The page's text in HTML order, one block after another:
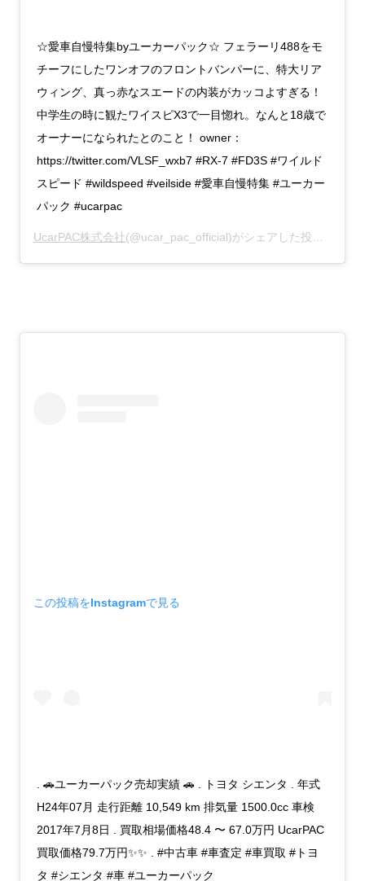
☆愛車自慢特集byユーカーパック☆ フェラーリ488をモ
チーフにしたワンオフのフロントバンパーに、特大リア
ウィング、真っ赤なスエードの内装がカッコよすぎる！
中学生の時に観たワイスピX3で一目惚れ。なんと18歳で
オーナーになられたとのこと！ owner：
https://twitter.com/VLSF_wxb7 #RX-7 #FD3S #ワイルド
スピード #wildspeed #veilside #愛車自慢特集 #ユーカー
パック #ucarpac
UcarPAC株式会社(@ucar_pac_official)がシェアした投稿 –
この投稿をInstagramで見る
. 🚗ユーカーパック売却実績 🚗 . トヨタ シエンタ . 年式
H24年07月 走行距離 10,549 km 排気量 1500.0cc 車検
2017年7月8日 . 買取相場価格48.4 〜 67.0万円 UcarPAC
買取価格79.7万円✨✨ . #中古車 #車査定 #車買取 #トヨ
タ #シエンタ #車 #ユーカーパック